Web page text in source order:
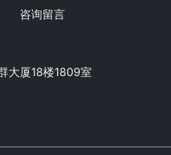
咨询留言
大厦18楼1809室